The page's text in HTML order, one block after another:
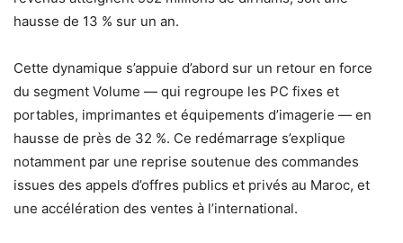
hausse de 13 % sur un an.
Cette dynamique s’appuie d’abord sur un retour en force
du segment Volume — qui regroupe les PC fixes et
portables, imprimantes et équipements d’imagerie — en
hausse de près de 32 %. Ce redémarrage s’explique
notamment par une reprise soutenue des commandes
issues des appels d’offres publics et privés au Maroc, et
une accélération des ventes à l’international.